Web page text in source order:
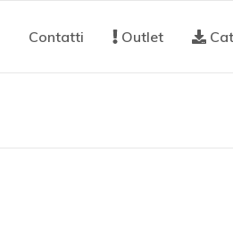
Contatti Outlet